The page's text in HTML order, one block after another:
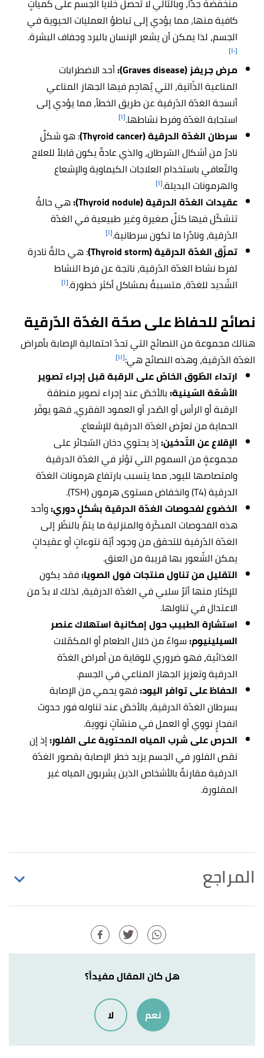
منخفضة جدًا، وبالتالي لا تحصل خلايا الجسم على كمياتٍ
كافية منها، مما يؤدي إلى تباطؤ العمليات الحيوية في
الجسم، لذا يمكن أن يشعر الإنسان بالبرد وجفاف البشرة.
[١٠]
مرض جريفز (Graves disease):
أحد الاضطرابات
المناعية الذّاتية، التي يُهاجِم فيها الجهاز المناعي
أنسجة الغدّة الدّرقية عن طريق الخطأ، مما يؤدي إلى
استجابة الغدّة وفرط نشاطها.[١]
سرطان الغدّة الدرقية (Thyroid cancer)
: هو شكلٌ
نادرٌ من أشكال السّرطان، والذي عادةً يكون قابلاً للعلاج
والتّعافي باستخدام العلاجات الكيماوية والإشعاع
والهرمونات البديلة.[١]
عقيدات الغدّة الدرقية (Thyroid nodule):
هي حالةٌ
تتشكّل فيها كتلٌ صغيرة وغير طبيعية في الغدّة
الدّرقية، ونادًرا ما تكون سرطانية.[١]
تمزّق الغدّة الدرقية (Thyroid storm)
: هي حالةٌ نادرة
لفرط نشاط الغدّة الدّرقية، ناتجة عن فرط النشاط
الشّديد للغدّة، متسببةً بمشاكل أكثر خطورة.[١]
نصائح للحفاظ على صحّة الغدّة الدّرقية
هنالك مجموعة من النصائح التي تحدّ احتمالية الإصابة بأمراض
الغدّة الدّرقية، وهذه النصائح هي:[١١]
ارتداء الطّوق الخاصّ على الرقبة قبل إجراء تصوير
الأشعّة السّينية:بالأخصّ عند إجراء تصوير منطقة
الرقبة أو الرأس أو الصّدر أو العمود الفقري، فهو يوفّر
الحماية من تعرّض الغدّة الدرقية للإشعاع.
الإقلاع عن التّدخين:إذ يحتوي دخان السّجائر على
مجموعةٍ من السموم التي تؤثر في الغدّة الدرقية
وامتصاصها لليود، مما يتسبب بارتفاع هرمونات الغدّة
الدرقية (T4) وانخفاض مستوى هرمون (TSH).
الخضوع لفحوصات الغدّة الدرقية بشكلٍ دوري:وأحد
هذه الفحوصات المبكّرة والمنزلية ما يتمّ بالنظّر إلى
الغدّة الدّرقية للتحقق من وجود أيّة نتوءاتٍ أو عقيداتٍ
يمكن الشّعور بها قريبة من العنق.
التقليل من تناول منتجات فول الصويا:فقد يكون
للإكثار منها أثرٌ سلبي في الغدّة الدرقية، لذلك لا بدّ من
الاعتدال في تناولها.
استشارة الطبيب حول إمكانية استهلاك عنصر
السيلينيوم:سواءٌ من خلال الطعام أو المكمّلات
الغذائية، فهو ضروري للوقاية من أمراض الغدّة
الدرقية وتعزيز الجهاز المناعي في الجسم.
الحفاظ على توافر اليود:فهو يحمي من الإصابة
بسرطان الغدّة الدرقية، بالأخصّ عند تناوله فور حدوث
انفجارٍ نووي أو العمل في منشآتٍ نووية.
الحرص على شرب المياه المحتوية على الفلور:إذ إن
نقص الفلور في الجسم يزيد خطر الإصابة بقصور الغدّة
الدرقية مقارنةً بالأشخاص الذين يشربون المياه غير
المفلورة.
المراجع
"Picture of the Thyroid",webmd
27/11/2021. Edited.
,my.clevelandclinic
thyroid gland is a,thyroid hormones into the
bloodstream. "How does the thyroid gland work?"
www.ncbi.nlm.nih.gov, Retrieved 2/12/2021. Edited.
هل كان المقال مفيداً؟
نعم لا